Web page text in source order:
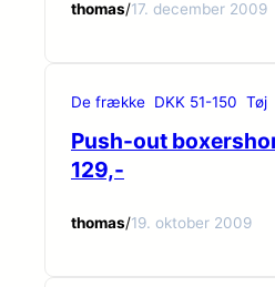
thomas/17. december 2009
De frække DKK 51-150 Tøj
Push-out
129,-
thomas/19. oktober 2009